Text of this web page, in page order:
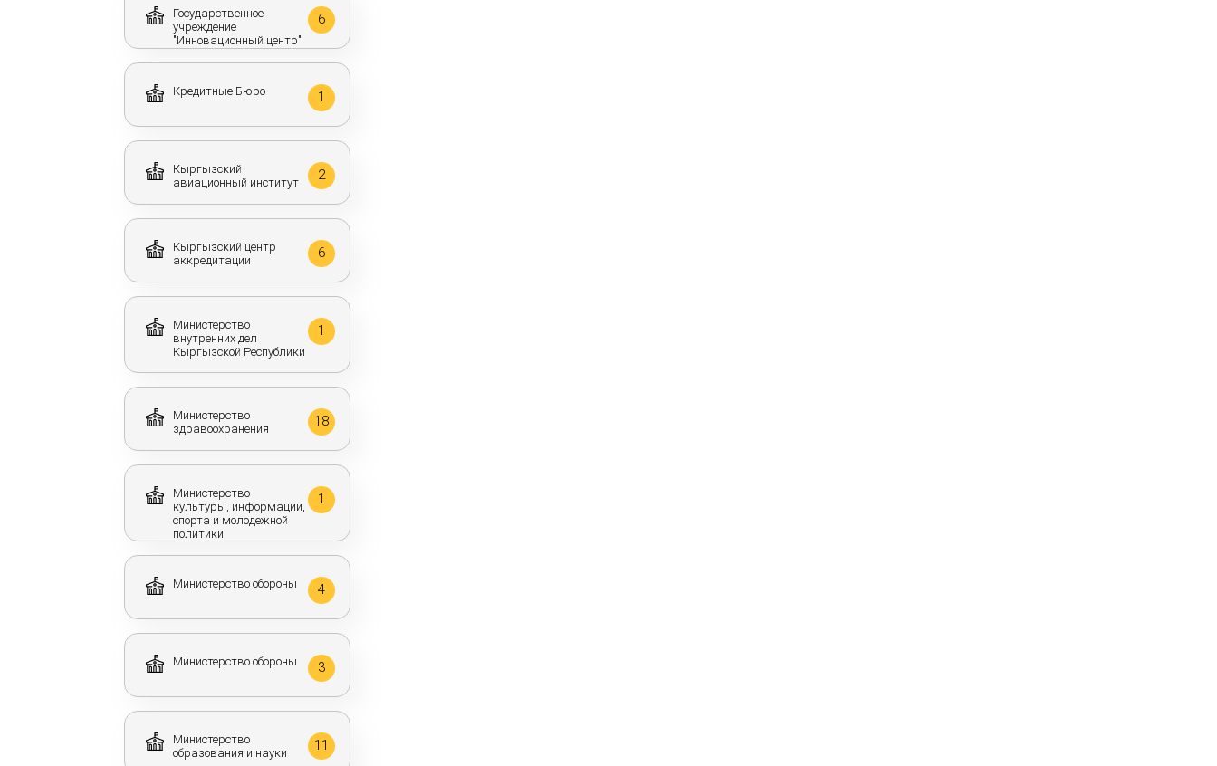
Государственное
учреждение
"Инновационный центр"
6
Кредитные Бюро 1
Кыргызский
авиационный институт
2
Кыргызский центр
аккредитации
6
Министерство
внутренних дел
Кыргызской Республики
1
Министерство
здравоохранения
18
Министерство
культуры, информации,
спорта и молодежной
политики
1
Министерство обороны 4
Министерство обороны 3
Министерство
образования и науки
11